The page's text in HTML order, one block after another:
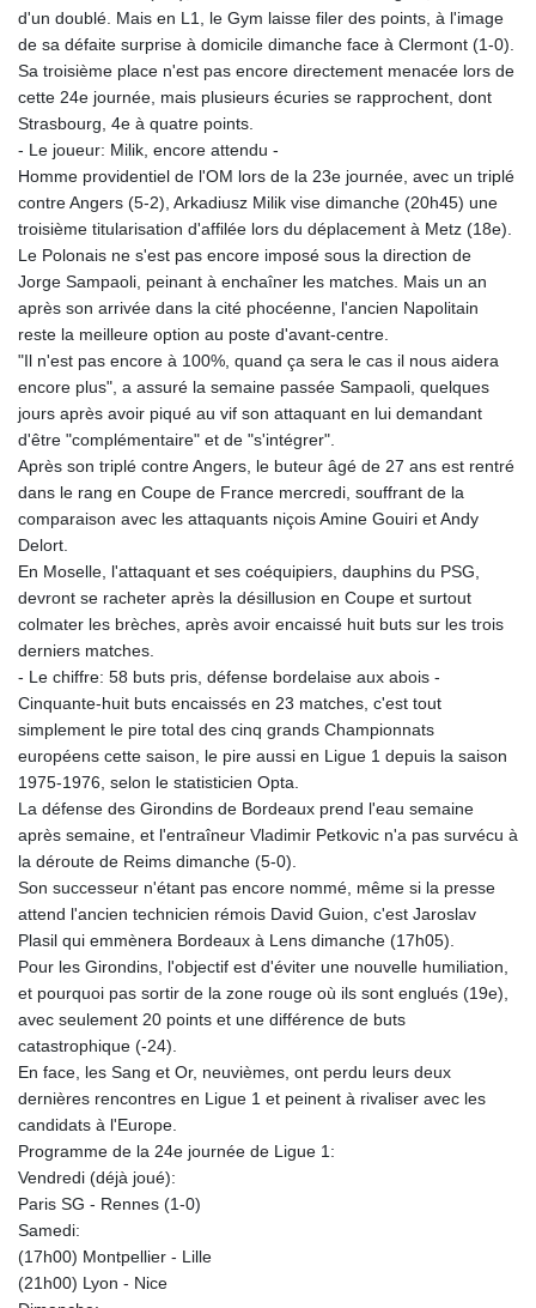
d'un doublé. Mais en L1, le Gym laisse filer des points, à l'image
de sa défaite surprise à domicile dimanche face à Clermont (1-0).
Sa troisième place n'est pas encore directement menacée lors de
cette 24e journée, mais plusieurs écuries se rapprochent, dont
Strasbourg, 4e à quatre points.
- Le joueur: Milik, encore attendu -
Homme providentiel de l'OM lors de la 23e journée, avec un triplé
contre Angers (5-2), Arkadiusz Milik vise dimanche (20h45) une
troisième titularisation d'affilée lors du déplacement à Metz (18e).
Le Polonais ne s'est pas encore imposé sous la direction de
Jorge Sampaoli, peinant à enchaîner les matches. Mais un an
après son arrivée dans la cité phocéenne, l'ancien Napolitain
reste la meilleure option au poste d'avant-centre.
"Il n'est pas encore à 100%, quand ça sera le cas il nous aidera
encore plus", a assuré la semaine passée Sampaoli, quelques
jours après avoir piqué au vif son attaquant en lui demandant
d'être "complémentaire" et de "s'intégrer".
Après son triplé contre Angers, le buteur âgé de 27 ans est rentré
dans le rang en Coupe de France mercredi, souffrant de la
comparaison avec les attaquants niçois Amine Gouiri et Andy
Delort.
En Moselle, l'attaquant et ses coéquipiers, dauphins du PSG,
devront se racheter après la désillusion en Coupe et surtout
colmater les brèches, après avoir encaissé huit buts sur les trois
derniers matches.
- Le chiffre: 58 buts pris, défense bordelaise aux abois -
Cinquante-huit buts encaissés en 23 matches, c'est tout
simplement le pire total des cinq grands Championnats
européens cette saison, le pire aussi en Ligue 1 depuis la saison
1975-1976, selon le statisticien Opta.
La défense des Girondins de Bordeaux prend l'eau semaine
après semaine, et l'entraîneur Vladimir Petkovic n'a pas survécu à
la déroute de Reims dimanche (5-0).
Son successeur n'étant pas encore nommé, même si la presse
attend l'ancien technicien rémois David Guion, c'est Jaroslav
Plasil qui emmènera Bordeaux à Lens dimanche (17h05).
Pour les Girondins, l'objectif est d'éviter une nouvelle humiliation,
et pourquoi pas sortir de la zone rouge où ils sont englués (19e),
avec seulement 20 points et une différence de buts
catastrophique (-24).
En face, les Sang et Or, neuvièmes, ont perdu leurs deux
dernières rencontres en Ligue 1 et peinent à rivaliser avec les
candidats à l'Europe.
Programme de la 24e journée de Ligue 1:
Vendredi (déjà joué):
Paris SG - Rennes (1-0)
Samedi:
(17h00) Montpellier - Lille
(21h00) Lyon - Nice